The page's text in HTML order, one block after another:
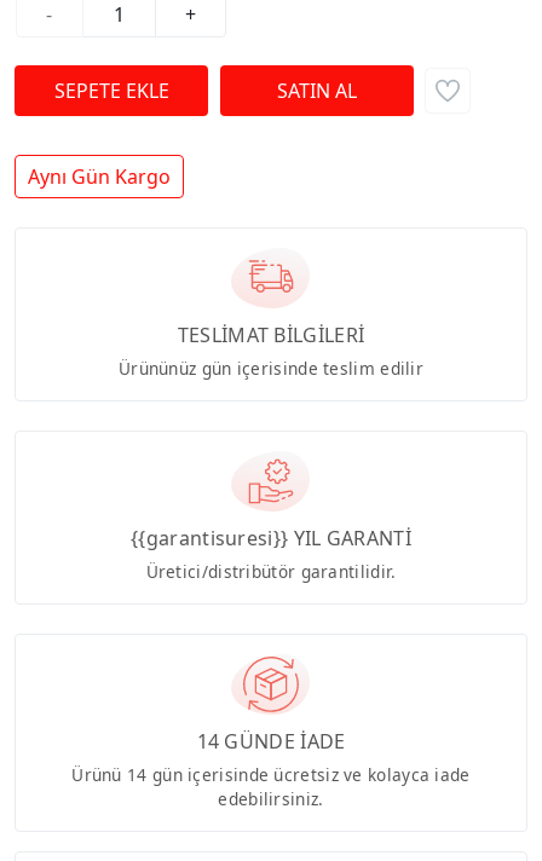
-
+
Aynı Gün Kargo
TESLİMAT BİLGİLERİ
Ürününüz gün içerisinde teslim edilir
{{garantisuresi}} YIL GARANTİ
Üretici/distribütör garantilidir.
14 GÜNDE İADE
Ürünü 14 gün içerisinde ücretsiz ve kolayca iade
edebilirsiniz.